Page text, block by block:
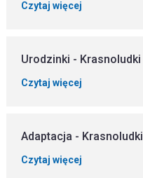
Czytaj więcej
Urodzinki - Krasnoludki
Czytaj więcej
Adaptacja - Krasnoludki
Czytaj więcej